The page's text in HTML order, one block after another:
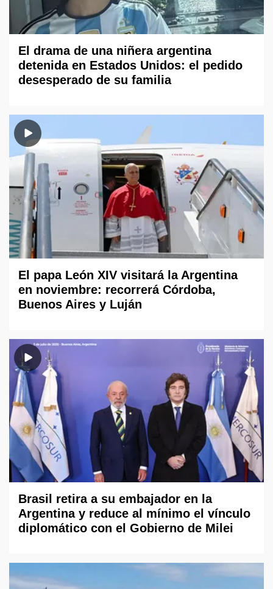
El drama de una niñera argentina
detenida en Estados Unidos: el pedido
desesperado de su familia
El papa León XIV visitará la Argentina
en noviembre: recorrerá Córdoba,
Buenos Aires y Luján
Brasil retira a su embajador en la
Argentina y reduce al mínimo el vínculo
diplomático con el Gobierno de Milei